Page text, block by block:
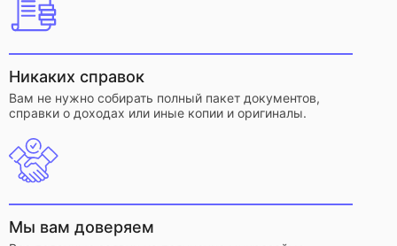
Никаких справок
Вам не нужно собирать полный пакет документов,
справки о доходах или иные копии и оригиналы.
Мы вам доверяем